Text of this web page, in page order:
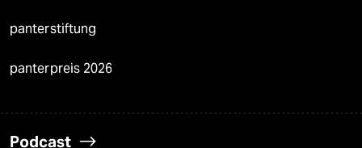
panterstiftung
panterpreis 2026
Podcast